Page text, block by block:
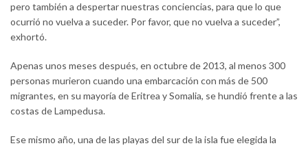
pero también a despertar nuestras conciencias, para que lo que
ocurrió no vuelva a suceder. Por favor, que no vuelva a suceder”,
exhortó.
Apenas unos meses después, en octubre de 2013, al menos 300
personas murieron cuando una embarcación con más de 500
migrantes, en su mayoría de Eritrea y Somalia, se hundió frente a las
costas de Lampedusa.
Ese mismo año, una de las playas del sur de la isla fue elegida la